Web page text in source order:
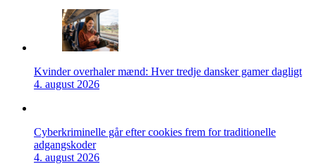
Kvinder overhaler mænd: Hver tredje dansker gamer dagligt
4. august 2026
Cyberkriminelle går efter cookies frem for traditionelle
adgangskoder
4. august 2026